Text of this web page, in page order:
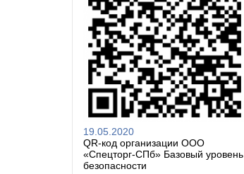
19.05.2020
QR-код организации ООО
«Спецторг-СПб» Базовый уровень
безопасности